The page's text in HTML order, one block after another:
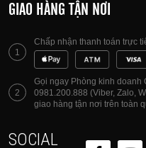
GIAO HÀNG TẬN NƠI
1
Chấp nhận thanh toán trực
2
Gọi ngay Phòng kinh doanh
0981.200.888 (Viber, Zalo,
giao hàng tận nơi trên toàn
SOCIAL